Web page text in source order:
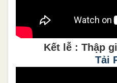
Kết lễ : Thập
Tải